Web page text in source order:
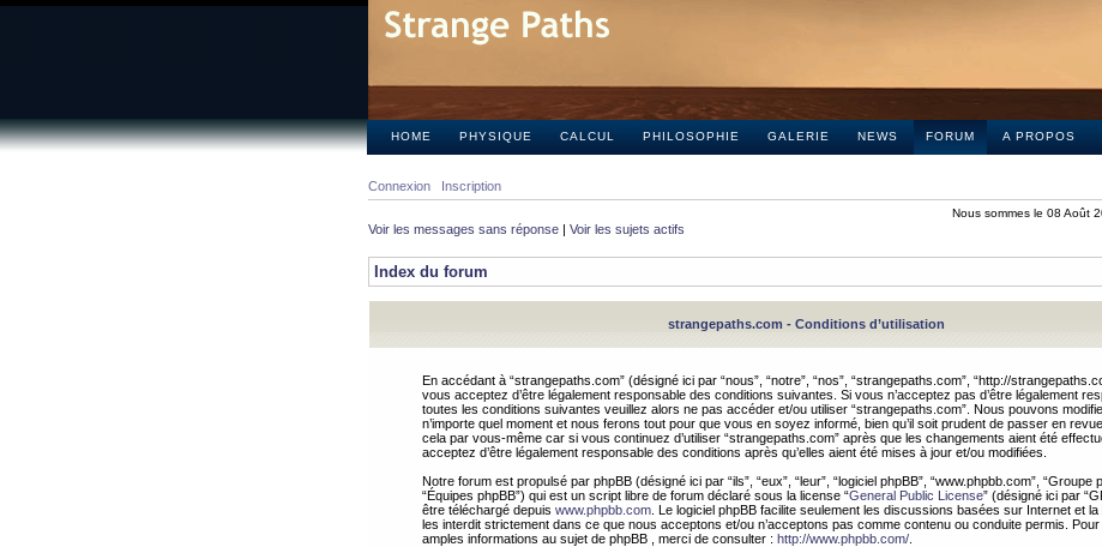
HOME PHYSIQUE CALCUL PHILOSOPHIE GALERIE NEWS FORUM A PROPOS
Connexion Inscription
Nous sommes le 08 Août
Voir les messages sans réponse | Voir les sujets actifs
Index du forum
strangepaths.com - Conditions d’utilisation
En accédant à “strangepaths.com” (désigné ici par “nous”, “notre”, “nos”, “strangepaths.com”, “http://
vous acceptez d’être légalement responsable des conditions suivantes. Si vous n’acceptez pas d’être légalement
toutes les conditions suivantes veuillez alors ne pas accéder et/ou utiliser “strangepaths.com”. Nous pouvons
n’importe quel moment et nous ferons tout pour que vous en soyez informé, bien qu’il soit prudent de passer en
cela par vous-même car si vous continuez d’utiliser “strangepaths.com” après que les changements aient été
acceptez d’être légalement responsable des conditions après qu’elles aient été mises à jour et/ou modifiées.
Notre forum est propulsé par phpBB (désigné ici par “ils”, “eux”, “leur”, “logiciel phpBB”, “www.phpbb.com”, “Groupe
“Équipes phpBB”) qui est un script libre de forum déclaré sous la license “General Public License” (désigné ici par
être téléchargé depuis www.phpbb.com . Le logiciel phpBB facilite seulement les discussions basées sur Internet et la
les interdit strictement dans ce que nous acceptons et/ou n’acceptons pas comme contenu ou conduite permis. Pour
amples informations au sujet de phpBB , merci de consulter : http://www.phpbb.com/